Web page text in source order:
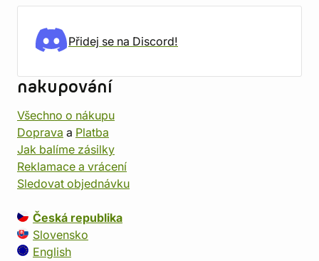
Přidej se na Discord!
nakupování
Všechno o nákupu
Doprava a Platba
Jak balíme zásilky
Reklamace a vrácení
Sledovat objednávku
Česká republika
Slovensko
English